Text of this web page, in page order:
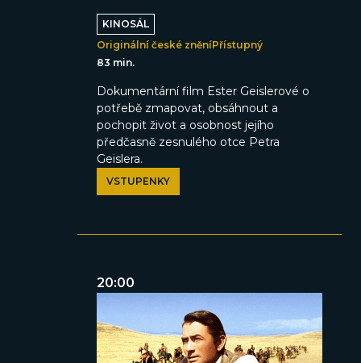
KINOSÁL
Originální české zněníPřístupný
83 min.
Dokumentární film Ester Geislerové o
potřebě zmapovat, obsáhnout a
pochopit život a osobnost jejího
předčasně zesnulého otce Petra
Geislera.
VSTUPENKY
20:00